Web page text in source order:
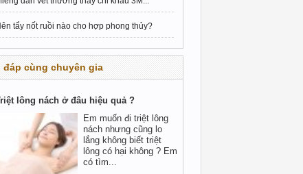
tẩy nốt ruồi nào cho hợp phong thủy?
đáp cùng chuyên gia
lông nách ở đâu hiệu quả ?
Em muốn đi triệt lông
nách nhưng cũng lo
lắng không biết triệt
lông có hại không ? Em
có tìm...